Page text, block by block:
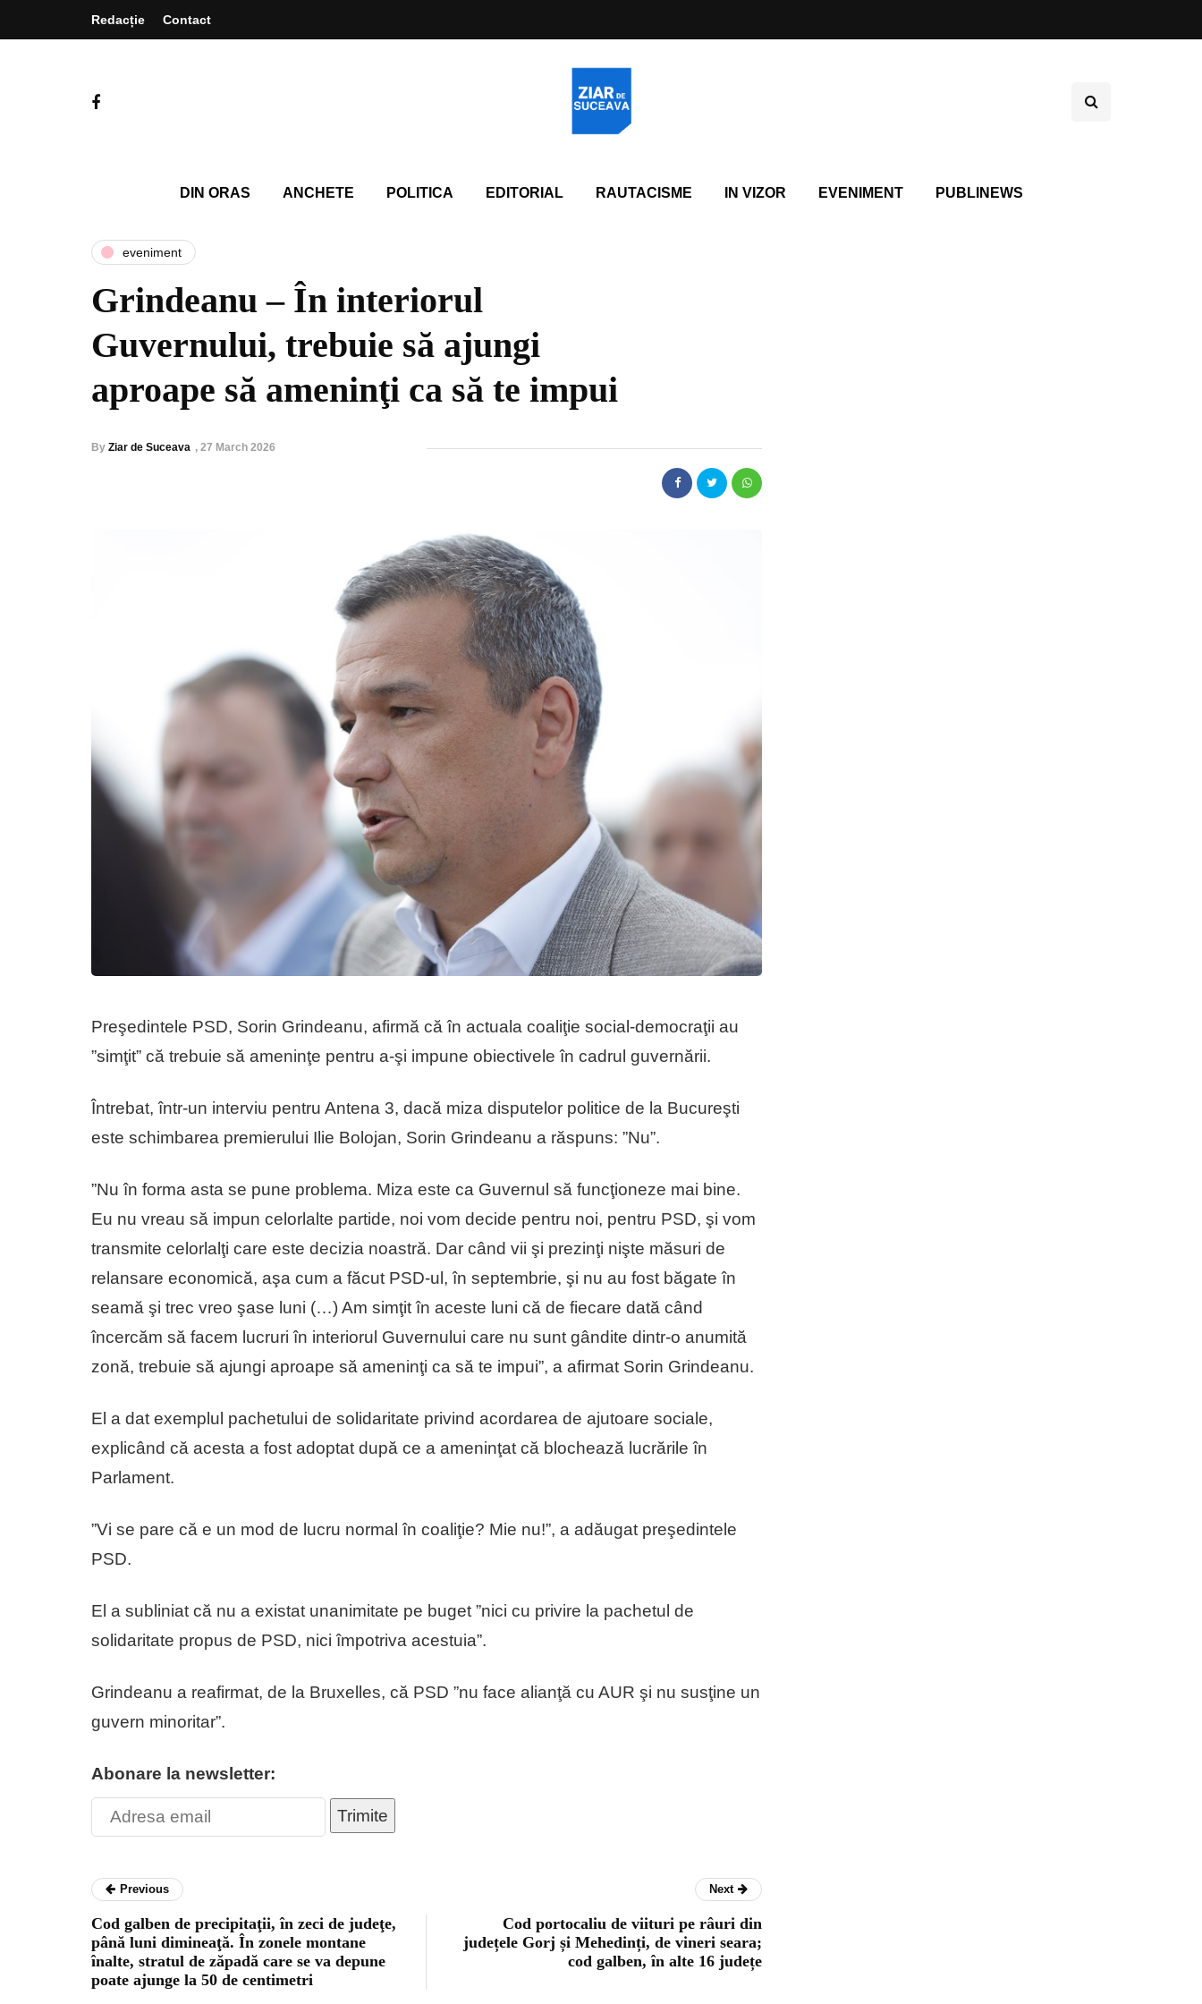
Redacție Contact
DIN ORAS ANCHETE POLITICA EDITORIAL RAUTACISME IN VIZOR EVENIMENT PUBLINEWS
eveniment
Grindeanu – În interiorul
Guvernului, trebuie să ajungi
aproape să ameninţi ca să te impui
By Ziar de Suceava , 27 March 2026
Preşedintele PSD, Sorin Grindeanu, afirmă că în actuala coaliţie social-democraţii au
”simţit” că trebuie să ameninţe pentru a-şi impune obiectivele în cadrul guvernării.
Întrebat, într-un interviu pentru Antena 3, dacă miza disputelor politice de la Bucureşti
este schimbarea premierului Ilie Bolojan, Sorin Grindeanu a răspuns: ”Nu”.
”Nu în forma asta se pune problema. Miza este ca Guvernul să funcţioneze mai bine.
Eu nu vreau să impun celorlalte partide, noi vom decide pentru noi, pentru PSD, şi vom
transmite celorlalţi care este decizia noastră. Dar când vii şi prezinţi nişte măsuri de
relansare economică, aşa cum a făcut PSD-ul, în septembrie, şi nu au fost băgate în
seamă şi trec vreo şase luni (…) Am simţit în aceste luni că de fiecare dată când
încercăm să facem lucruri în interiorul Guvernului care nu sunt gândite dintr-o anumită
zonă, trebuie să ajungi aproape să ameninţi ca să te impui”, a afirmat Sorin Grindeanu.
El a dat exemplul pachetului de solidaritate privind acordarea de ajutoare sociale,
explicând că acesta a fost adoptat după ce a ameninţat că blochează lucrările în
Parlament.
”Vi se pare că e un mod de lucru normal în coaliţie? Mie nu!”, a adăugat preşedintele
PSD.
El a subliniat că nu a existat unanimitate pe buget ”nici cu privire la pachetul de
solidaritate propus de PSD, nici împotriva acestuia”.
Grindeanu a reafirmat, de la Bruxelles, că PSD ”nu face alianţă cu AUR şi nu susţine un
guvern minoritar”.
Abonare la newsletter:
Trimite
Previous
Cod galben de precipitaţii, în zeci de judeţe,
până luni dimineaţă. În zonele montane
înalte, stratul de zăpadă care se va depune
poate ajunge la 50 de centimetri
Next
Cod portocaliu de viituri pe râuri din
județele Gorj și Mehedinți, de vineri seara;
cod galben, în alte 16 județe